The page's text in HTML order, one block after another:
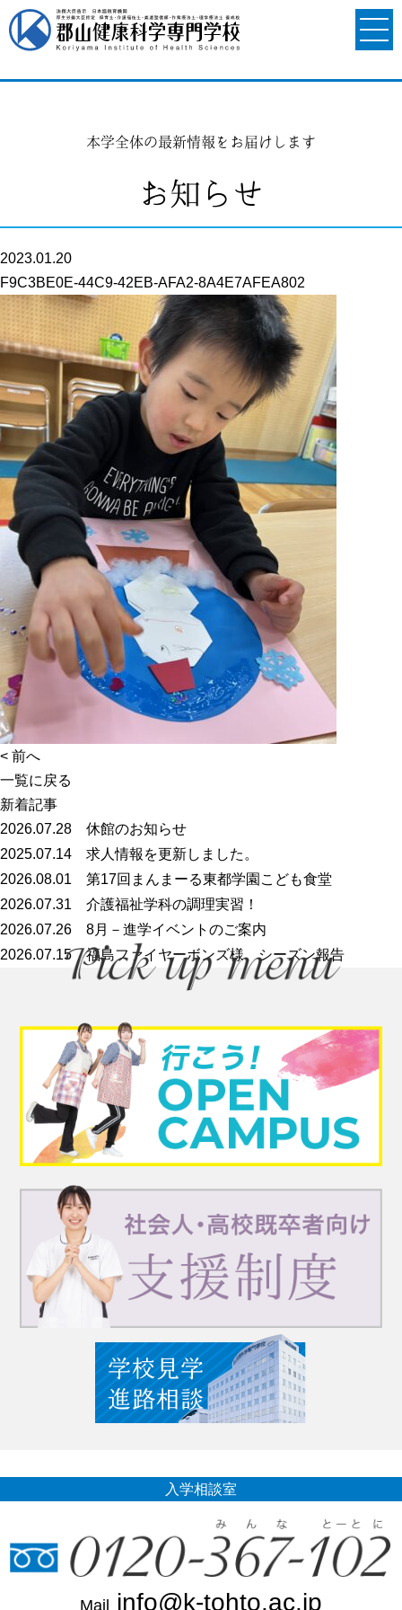
本学全体の最新情報をお届けします
お知らせ
2023.01.20
F9C3BE0E-44C9-42EB-AFA2-8A4E7AFEA802
< 前へ
一覧に戻る
新着記事
2026.07.28 休館のお知らせ
2025.07.14 求人情報を更新しました。
2026.08.01 第17回まんまーる東都学園こども食堂
2026.07.31 介護福祉学科の調理実習！
2026.07.26 8月－進学イベントのご案内
2026.07.15福島ファイヤーボンズ様 シーズン報告
入学相談室
Mail info@k-tohto.ac.jp